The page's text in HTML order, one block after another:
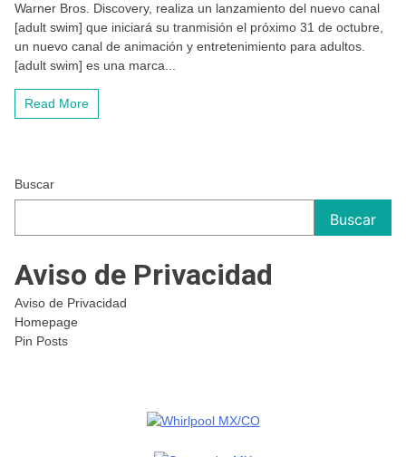
swim]
llega
a
Warner Bros. Discovery, realiza un lanzamiento del nuevo canal
[adult swim] que iniciará su tranmisión el próximo 31 de octubre,
un nuevo canal de animación y entretenimiento para adultos.
[adult swim] es una marca...
Read More
Buscar
Buscar
Aviso de Privacidad
Aviso de Privacidad
Homepage
Pin Posts